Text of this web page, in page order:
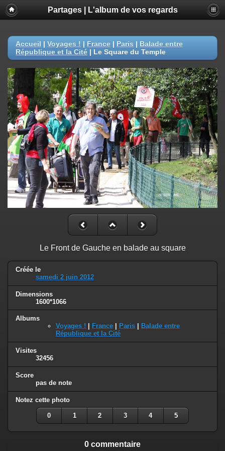
Partages | L'album de vos regards
Accueil | Voyages ! | France | Paris | Balade entre
République et la Cité | Le Square du Temple
Le Front de Gauche en balade au square
Créée le
samedi 2 juin 2012
Dimensions
1600*1066
Albums
Voyages !
France Paris
Balade entre
République et la Cité
Visites
32456
Score
pas de note
Notez cette photo
0 1 2 3 4 5
0 commentaire